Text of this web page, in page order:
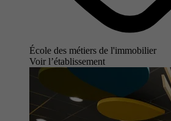
École des métiers de l'immobilier
Voir l’établissement